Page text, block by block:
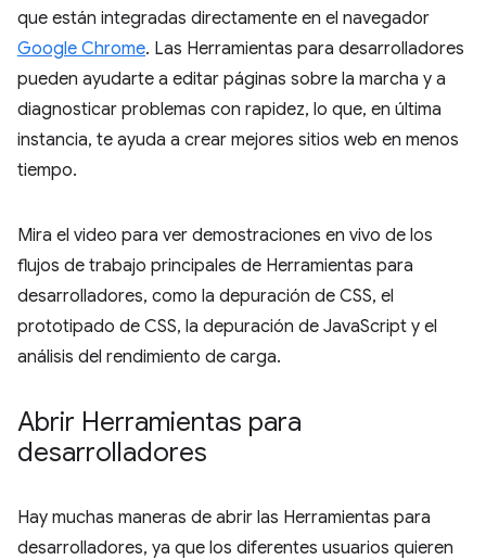
que están integradas directamente en el navegador
Google Chrome. Las Herramientas para desarrolladores
pueden ayudarte a editar páginas sobre la marcha y a
diagnosticar problemas con rapidez, lo que, en última
instancia, te ayuda a crear mejores sitios web en menos
tiempo.
Mira el video para ver demostraciones en vivo de los
flujos de trabajo principales de Herramientas para
desarrolladores, como la depuración de CSS, el
prototipado de CSS, la depuración de JavaScript y el
análisis del rendimiento de carga.
Abrir Herramientas para
desarrolladores
Hay muchas maneras de abrir las Herramientas para
desarrolladores, ya que los diferentes usuarios quieren